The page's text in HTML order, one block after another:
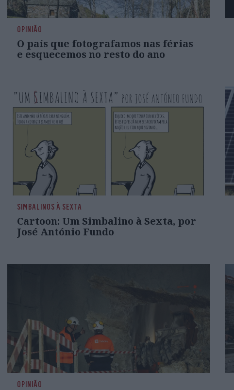
OPINIÃO
O país que fotografamos nas férias
e esquecemos no resto do ano
SIMBALINOS À SEXTA
Cartoon: Um Simbalino à Sexta, por
José António Fundo
OPINIÃO